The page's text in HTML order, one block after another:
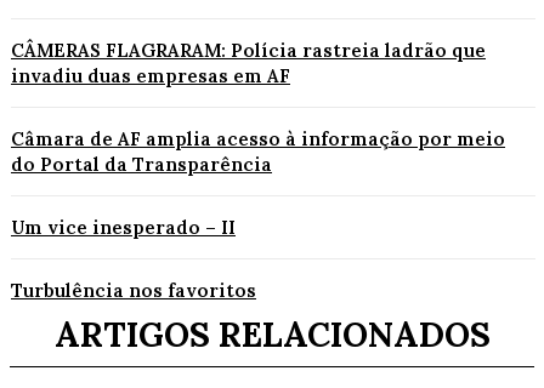
CÂMERAS FLAGRARAM: Polícia rastreia ladrão que
invadiu duas empresas em AF
Câmara de AF amplia acesso à informação por meio
do Portal da Transparência
Um vice inesperado – II
Turbulência nos favoritos
ARTIGOS RELACIONADOS